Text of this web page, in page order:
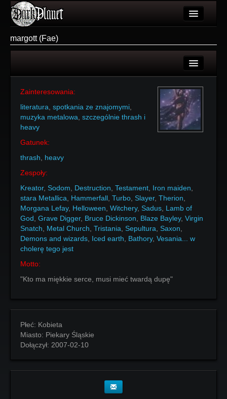
Użytkownicy
Galeria
Forum
margott (Fae)
Zainteresowania:
literatura spotkania ze znajomymi
muzyka metalowa szczególnie thrash i
heavy
Gatunek:
thrash
heavy
Zespoły:
Kreator, Sodom Destruction Testament Iron maiden
stara Metallica
Hammerfall Turbo Slayer, Therion
Morgana Lefay, Helloween Witchery, Sadus Lamb of
God Grave Digger, Bruce Dickinson Blaze Bayley, Virgin
Snatch
Metal Church Tristania Sepultura Saxon
Demons and wizards Iced earth Bathory, Vesania... w
cholerę tego jest
Motto:
"Kto ma miękkie serce, musi mieć twardą dupę"
Płeć: Kobieta
Miasto: Piekary Śląskie
Dołączył: 2007-02-10